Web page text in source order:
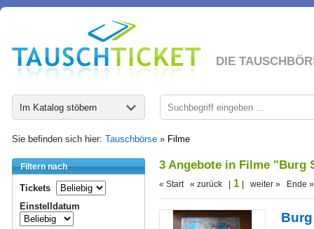
DIE
Im Katalog stöbern
Sie befinden sich hier: Tauschbörse » Filme
Filtern nach
Tickets
Einstelldatum
3 Angebote in Filme "Burg
« Start « zurück | 1 | weiter » Ende »